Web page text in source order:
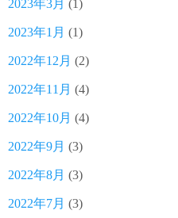
2023年3月 (1)
2023年1月 (1)
2022年12月 (2)
2022年11月 (4)
2022年10月 (4)
2022年9月 (3)
2022年8月 (3)
2022年7月 (3)